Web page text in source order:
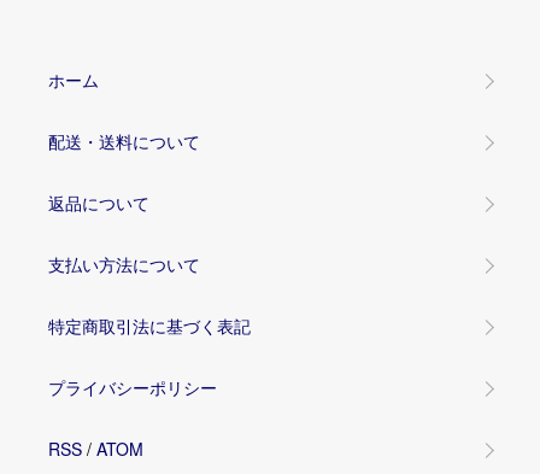
ホーム
配送・送料について
返品について
支払い方法について
特定商取引法に基づく表記
プライバシーポリシー
RSS / ATOM